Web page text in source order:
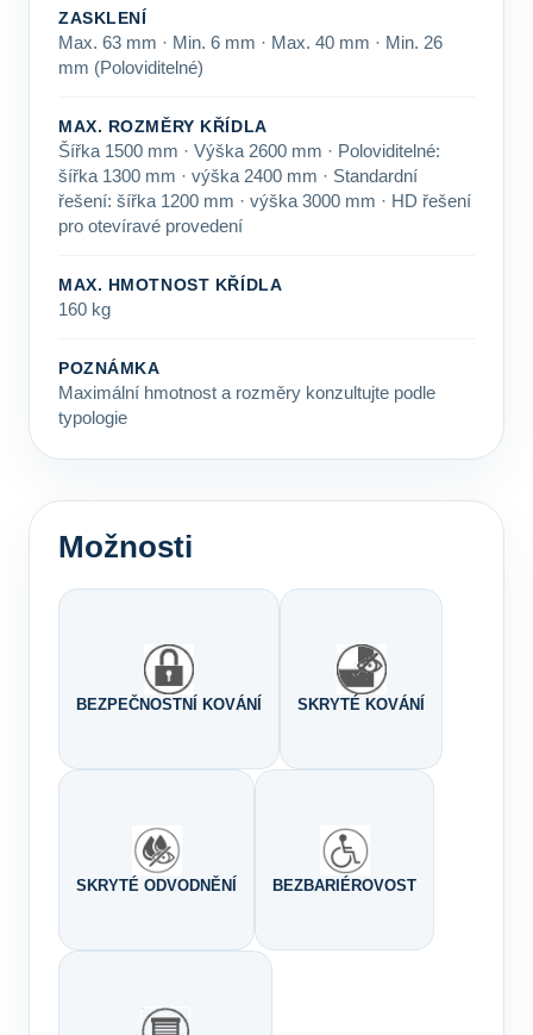
ZASKLENÍ
Max. 63 mm · Min. 6 mm · Max. 40 mm · Min. 26
mm (Poloviditelné)
MAX. ROZMĚRY KŘÍDLA
Šířka 1500 mm · Výška 2600 mm · Poloviditelné:
šířka 1300 mm · výška 2400 mm · Standardní
řešení: šířka 1200 mm · výška 3000 mm · HD řešení
pro otevíravé provedení
MAX. HMOTNOST KŘÍDLA
160 kg
POZNÁMKA
Maximální hmotnost a rozměry konzultujte podle
typologie
Možnosti
BEZPEČNOSTNÍ KOVÁNÍ SKRYTÉ KOVÁNÍ
SKRYTÉ ODVODNĚNÍ BEZBARIÉROVOST